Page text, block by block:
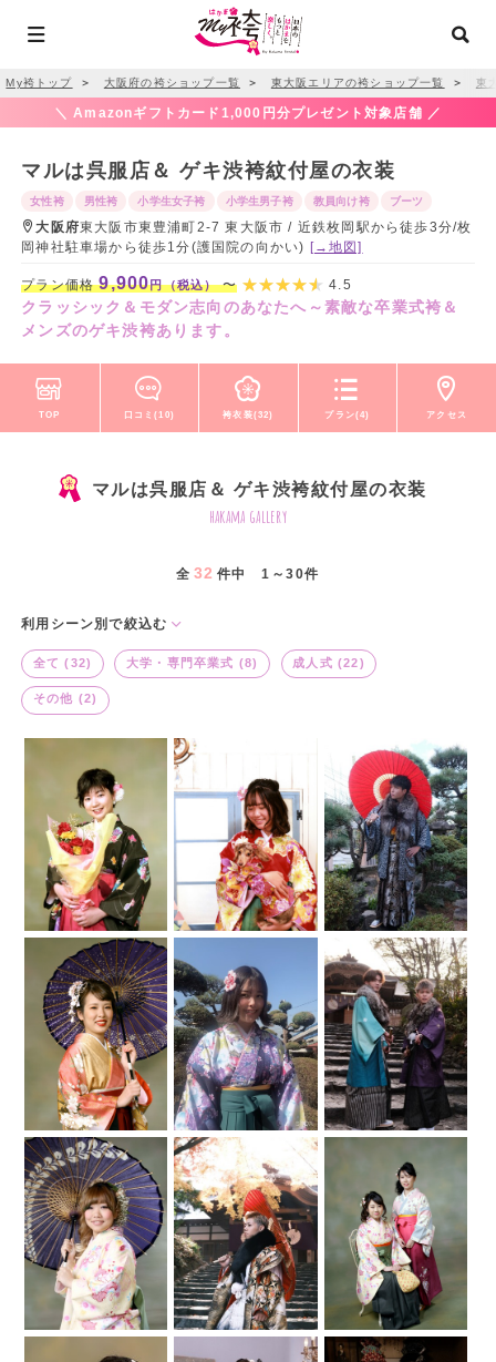
My袴トップ ＞ 大阪府の袴ショップ一覧 ＞ 東大阪エリアの袴ショップ一覧 ＞ 東
＼ Amazonギフトカード1,000円分プレゼント対象店舗 ／
マルは呉服店＆ ゲキ渋袴紋付屋の衣装
女性袴 男性袴 小学生女子袴 小学生男子袴 教員向け袴 ブーツ
大阪府東大阪市東豊浦町2-7 東大阪市 / 近鉄枚岡駅から徒歩3分/枚
岡神社駐車場から徒歩1分(護国院の向かい) [→地図]
プラン価格9,900円（税込）〜 4.5
クラッシック＆モダン志向のあなたへ～素敵な卒業式袴＆
メンズのゲキ渋袴あります。
TOP 口コミ(10) 袴衣装(32) プラン(4) アクセス
マルは呉服店＆ ゲキ渋袴紋付屋の衣装
hakama gallery
全 32 件中 1～30件
利用シーン別で絞込む
全て (32) 大学・専門卒業式 (8) 成人式 (22)
その他 (2)